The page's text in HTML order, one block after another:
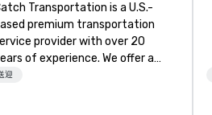
Transportation is a U.S.-
premium transportation
provider with over 20
of experience. We offer a
range of travel solutions —
迎